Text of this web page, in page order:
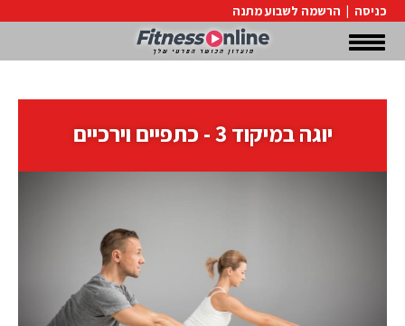
כניסה | הרשמה לשבוע מתנה
יוגה במיקוד 3 - כתפיים וירכיים